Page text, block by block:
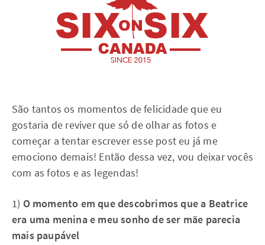
São tantos os momentos de felicidade que eu
gostaria de reviver que só de olhar as fotos e
começar a tentar escrever esse post eu já me
emociono demais! Então dessa vez, vou deixar vocês
com as fotos e as legendas!
1) O momento em que descobrimos que a Beatrice
era uma menina e meu sonho de ser mãe parecia
mais paupável